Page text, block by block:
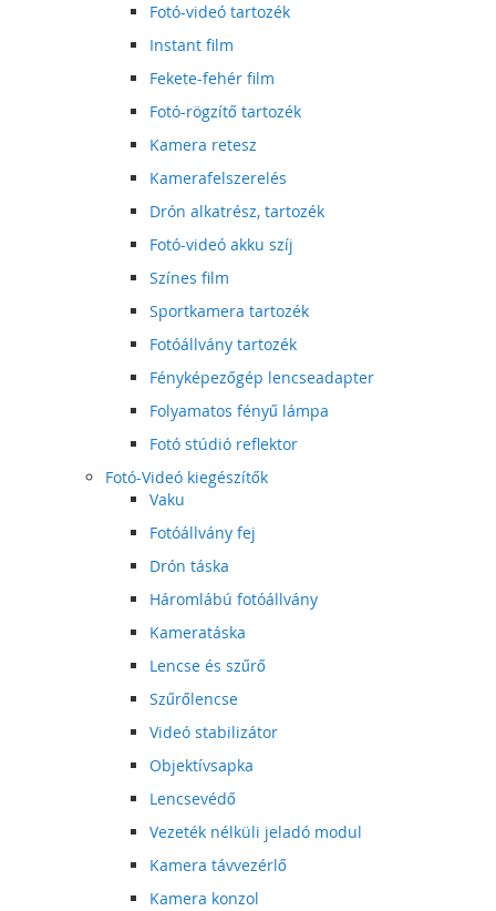
Fotó-videó tartozék
Instant film
Fekete-fehér film
Fotó-rögzítő tartozék
Kamera retesz
Kamerafelszerelés
Drón alkatrész, tartozék
Fotó-videó akku szíj
Színes film
Sportkamera tartozék
Fotóállvány tartozék
Fényképezőgép lencseadapter
Folyamatos fényű lámpa
Fotó stúdió reflektor
Fotó-Videó kiegészítők
Vaku
Fotóállvány fej
Drón táska
Háromlábú fotóállvány
Kameratáska
Lencse és szűrő
Szűrőlencse
Videó stabilizátor
Objektívsapka
Lencsevédő
Vezeték nélküli jeladó modul
Kamera távvezérlő
Kamera konzol